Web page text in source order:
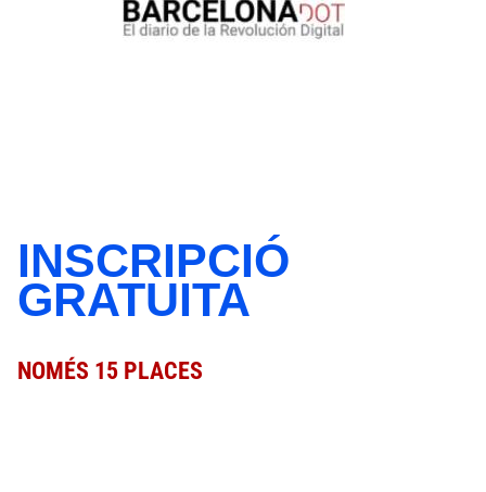
INSCRIPCIÓ
GRATUITA
NOMÉS 15 PLACES